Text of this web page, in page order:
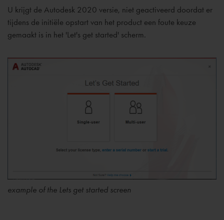
U krijgt de Autodesk 2020 versie, niet geactiveerd doordat er
tijdens de initiële opstart van het product een foute keuze
gemaakt is in het 'Let's get started' scherm.
example of the Lets get started screen